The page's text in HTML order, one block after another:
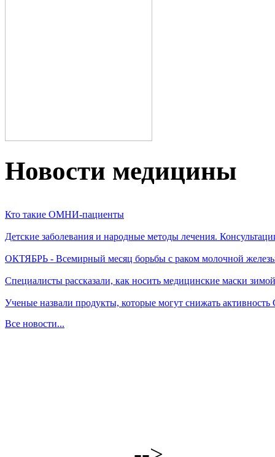
Новости медицины
Кто такие ОМНИ-пациенты
Детские заболевания и народные методы лечения.
ОКТЯБРЬ - Всемирный месяц борьбы с раком молочной
Специалисты рассказали, как носить медицинские маски зимой
Ученые назвали продукты, которые могут снижать
Все новости...